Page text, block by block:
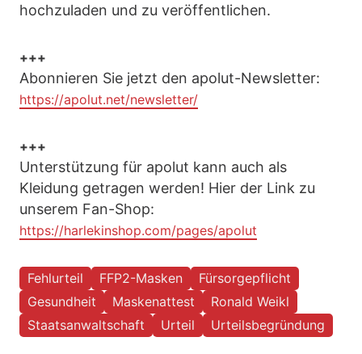
hochzuladen und zu veröffentlichen.
+++
Abonnieren Sie jetzt den apolut-Newsletter:
https://apolut.net/newsletter/
+++
Unterstützung für apolut kann auch als
Kleidung getragen werden! Hier der Link zu
unserem Fan-Shop:
https://harlekinshop.com/pages/apolut
Fehlurteil FFP2-Masken
Fürsorgepflicht
Gesundheit
Maskenattest
Ronald Weikl
Staatsanwaltschaft
Urteil Urteilsbegründung